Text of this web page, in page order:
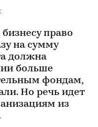
право
на сумму
должна
больше
фондам,
Но речь идет
из